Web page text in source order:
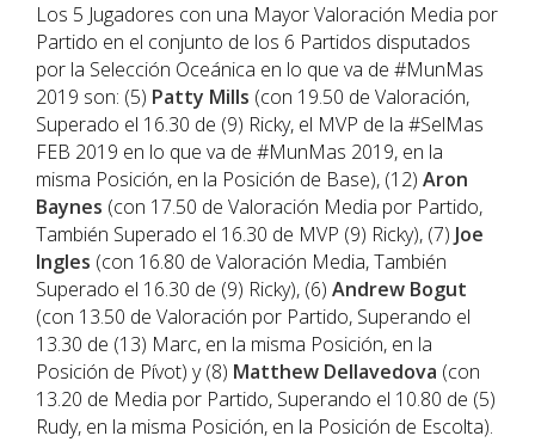
Los 5 Jugadores con una Mayor Valoración Media por
Partido en el conjunto de los 6 Partidos disputados
por la Selección Oceánica en lo que va de #MunMas
2019 son: (5) Patty Mills (con 19.50 de Valoración,
Superado el 16.30 de (9) Ricky, el MVP de la #SelMas
FEB 2019 en lo que va de #MunMas 2019, en la
misma Posición, en la Posición de Base), (12) Aron
Baynes (con 17.50 de Valoración Media por Partido,
También Superado el 16.30 de MVP (9) Ricky), (7) Joe
Ingles (con 16.80 de Valoración Media, También
Superado el 16.30 de (9) Ricky), (6) Andrew Bogut
(con 13.50 de Valoración por Partido, Superando el
13.30 de (13) Marc, en la misma Posición, en la
Posición de Pívot) y (8) Matthew Dellavedova (con
13.20 de Media por Partido, Superando el 10.80 de (5)
Rudy, en la misma Posición, en la Posición de Escolta).